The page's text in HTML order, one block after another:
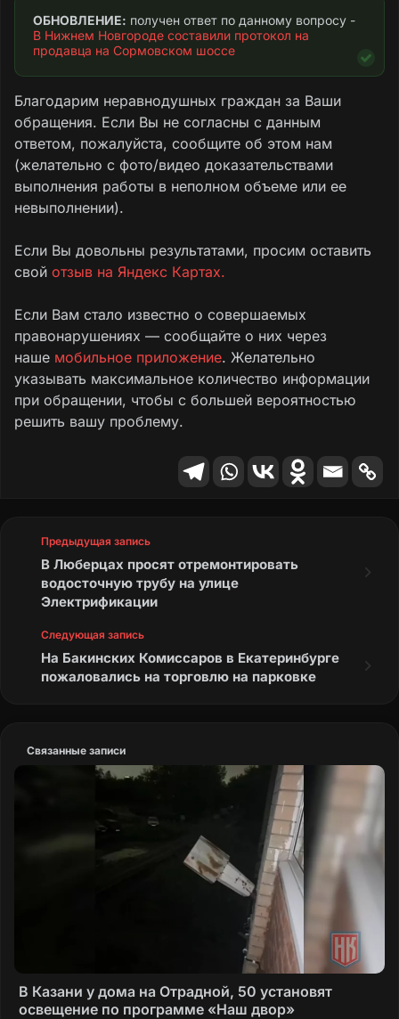
ОБНОВЛЕНИЕ:
В Нижнем Новгороде составили протокол на
продавца на Сормовском шоссе
Благодарим неравнодушных граждан за Ваши
обращения. Если Вы не согласны с данным
ответом, пожалуйста, сообщите об этом нам
(желательно с фото/видео доказательствами
выполнения работы в неполном объеме или ее
невыполнении).
Если Вы довольны результатами, просим оставить
свой отзыв на Яндекс Картах.
Если Вам стало известно о совершаемых
правонарушениях — сообщайте о них через
наше мобильное приложение. Желательно
указывать максимальное количество информации
при обращении, чтобы с большей вероятностью
решить вашу проблему.
Предыдущая запись
В Люберцах просят отремонтировать
водосточную трубу на улице
Электрификации
Следующая запись
На Бакинских Комиссаров в Екатеринбурге
пожаловались на торговлю на парковке
Связанные записи
В Казани у дома на Отрадной, 50 установят
освещение по программе «Наш двор»